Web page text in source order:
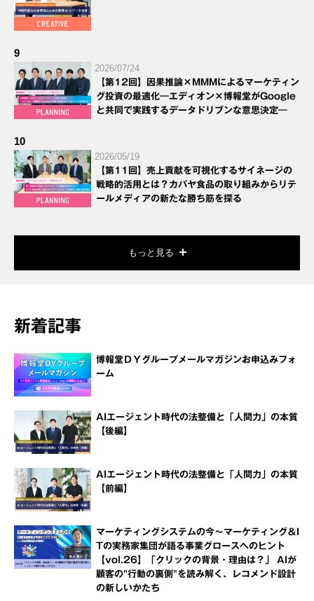
9
2026/07/24
【第12回】因果推論×MMMによるマーケティン
グ投資の最適化―エディオン×博報堂がGoogle
と共同で実践するデータドリブンな意思決定―
10
2026/05/19
【第11回】売上貢献を可視化するサイネージの
戦略的活用とは？カバヤ食品の取り組みからリテ
ールメディアの新たな勝ち筋を探る
もっと見る
新着記事
博報堂ＤＹグループメールマガジンお申込みフォ
ーム
AIエージェント時代の法整備と「人間力」の本質
【後編】
AIエージェント時代の法整備と「人間力」の本質
【前編】
マーケティングシステムの今～マーケティング＆I
Tの実務家集団が語る事業グロースへのヒント
【vol.26】「クリックの背景・理由は？」 AIが
顧客の"行動の裏側"を読み解く、レコメンド設計
の新しいかたち